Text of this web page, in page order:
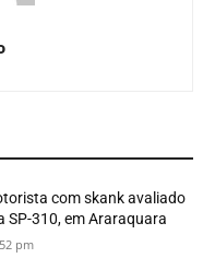
com skank avaliado
SP-310, em Araraquara
pm